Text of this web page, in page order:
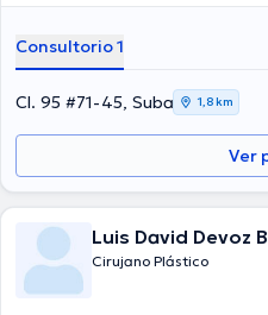
Consultorio 1
Cl. 95 #71-45, Suba 1,8 km
Ver
Luis David Devoz
Cirujano Plástico